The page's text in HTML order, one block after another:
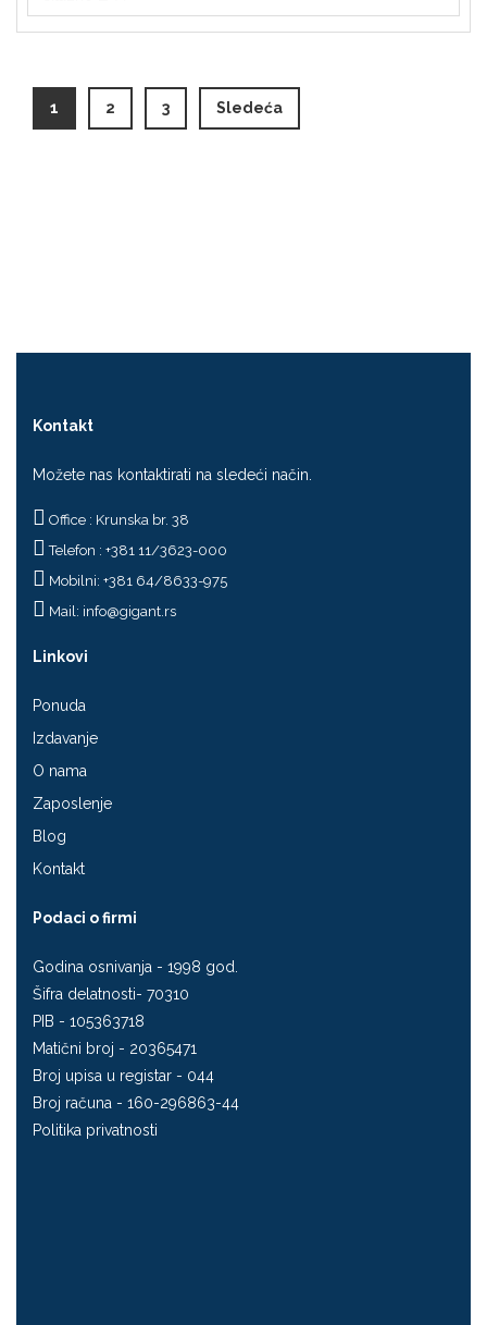
1 (current)
2 3 Sledeća
Kontakt
Možete nas kontaktirati na sledeći način.
Office : Krunska br. 38
Telefon : +381 11/3623-000
Mobilni: +381 64/8633-975
Mail: info@gigant.rs
Linkovi
Ponuda
Izdavanje
O nama
Zaposlenje
Blog
Kontakt
Podaci o firmi
Godina osnivanja - 1998 god.
Šifra delatnosti- 70310
PIB - 105363718
Matični broj - 20365471
Broj upisa u registar - 044
Broj računa - 160-296863-44
Politika privatnosti